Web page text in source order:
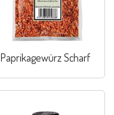
Paprikagewürz Scharf